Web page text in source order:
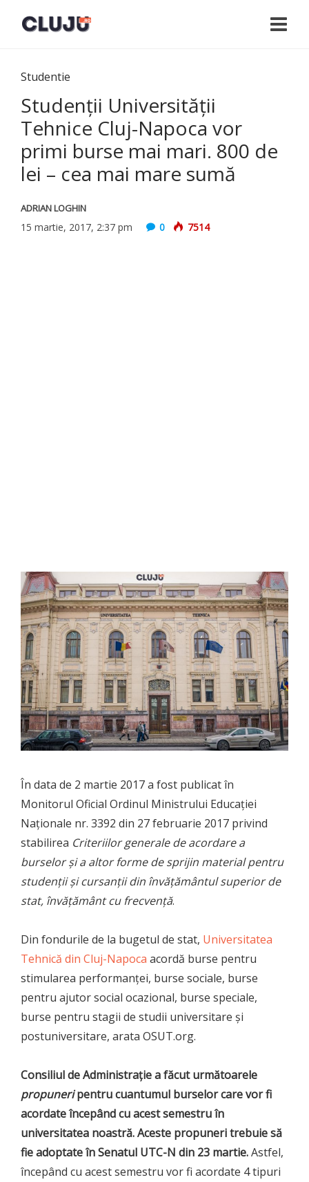
Studentie
Studenţii Universităţii
Tehnice Cluj-Napoca vor
primi burse mai mari. 800 de
lei – cea mai mare sumă
ADRIAN LOGHIN
15 martie, 2017, 2:37 pm 0 7514
În data de 2 martie 2017 a fost publicat în
Monitorul Oficial Ordinul Ministrului Educației
Naționale nr. 3392 din 27 februarie 2017 privind
stabilirea Criteriilor generale de acordare a
burselor şi a altor forme de sprijin material pentru
studenţii şi cursanţii din învăţământul superior de
stat, învăţământ cu frecvenţă.
Din fondurile de la bugetul de stat, Universitatea
Tehnică din Cluj-Napoca acordă burse pentru
stimularea performanţei, burse sociale, burse
pentru ajutor social ocazional, burse speciale,
burse pentru stagii de studii universitare şi
postuniversitare, arata OSUT.org.
Consiliul de Administrație a făcut următoarele
propuneripentru cuantumul burselor care vor fi
acordate începând cu acest semestru în
universitatea noastră. Aceste propuneri trebuie să
fie adoptate în Senatul UTC-N din 23 martie.Astfel,
începând cu acest semestru vor fi acordate 4 tipuri